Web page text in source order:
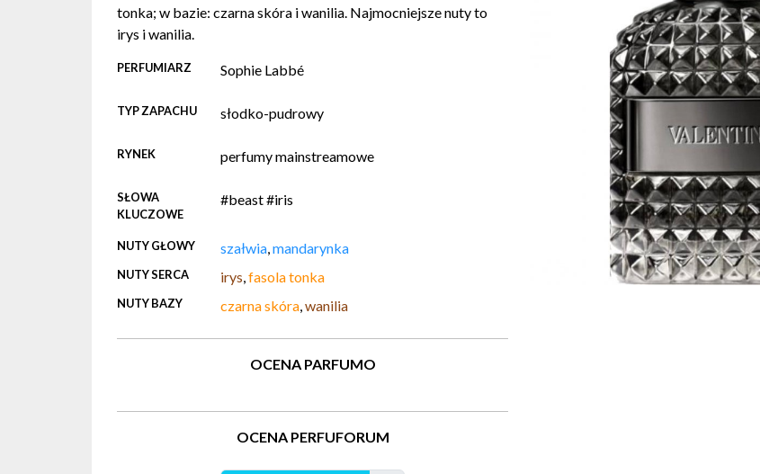
tonka; w bazie: czarna skóra i wanilia. Najmocniejsze nuty to
irys i wanilia.
PERFUMIARZ Sophie Labbé
TYP ZAPACHU słodko-pudrowy
RYNEK perfumy mainstreamowe
SŁOWA
KLUCZOWE
#beast #iris
NUTY GŁOWY szałwia,mandarynka
NUTY SERCA irys,fasola tonka
NUTY BAZY czarna skóra,wanilia
OCENA PARFUMO
OCENA PERFUFORUM